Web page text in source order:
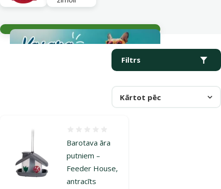
Filtrs
Kārtot pēc
Produkti kategorijā Barotavas āra putniem
Barotava āra
putniem –
Feeder House,
antracīts